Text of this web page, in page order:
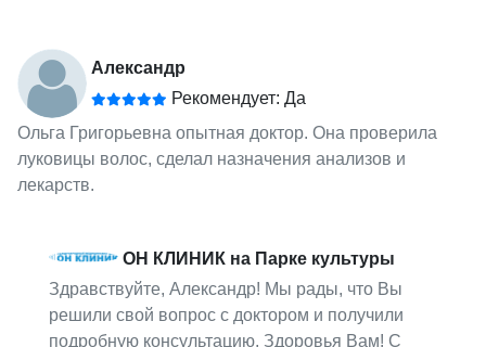
Александр
Рекомендует: Да
Ольга Григорьевна опытная доктор. Она проверила
луковицы волос, сделал назначения анализов и
лекарств.
ОН КЛИНИК на Парке культуры
Здравствуйте, Александр! Мы рады, что Вы
решили свой вопрос с доктором и получили
подробную консультацию. Здоровья Вам! С